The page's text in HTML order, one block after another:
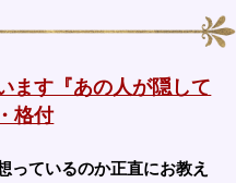
ます『あの人が隠して
格付
っているのか正直にお教え